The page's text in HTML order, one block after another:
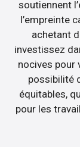
soutiennent
l’empreinte
achetant
investissez
nocives pour
possibilité
équitables,
pour les